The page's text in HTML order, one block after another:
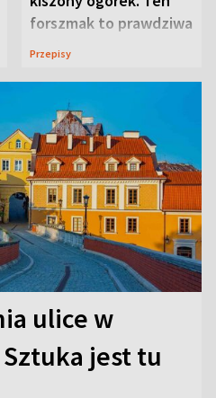
forszmak to prawdziwa
uczta
Przepisy
ulice w
jest tu